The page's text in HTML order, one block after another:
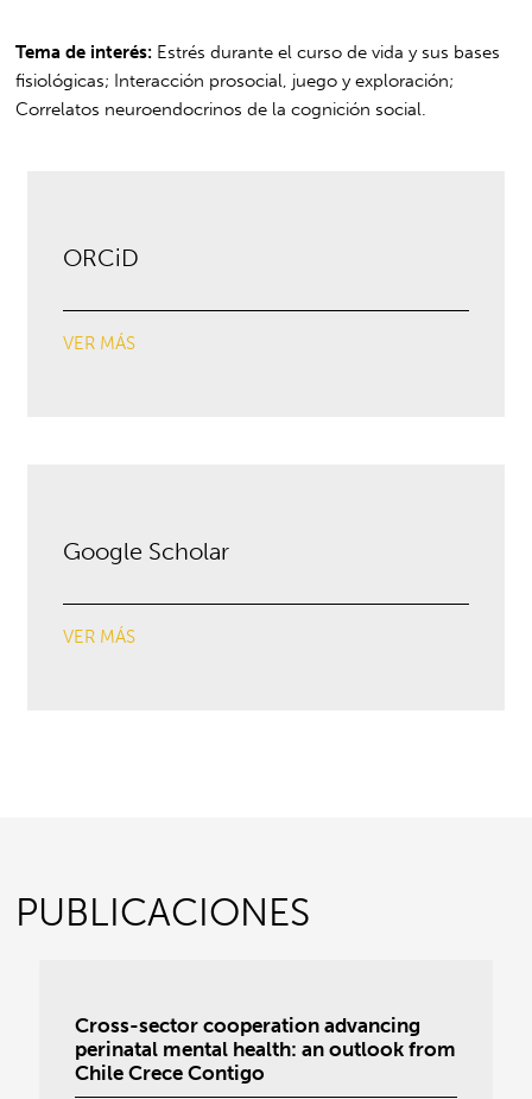
Tema de interés: Estrés durante el curso de vida y sus bases
fisiológicas; Interacción prosocial, juego y exploración;
Correlatos neuroendocrinos de la cognición social.
ORCiD
VER MÁS
Google Scholar
VER MÁS
PUBLICACIONES
Cross-sector cooperation advancing
perinatal mental health: an outlook from
Chile Crece Contigo